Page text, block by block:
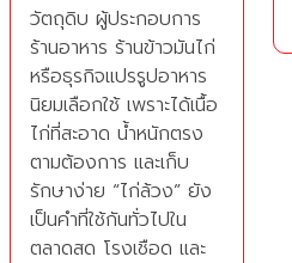
วัตถุดิบ ผู้ประกอบการ
ร้านอาหาร ร้านข้าวมันไก่
หรือธุรกิจแปรรูปอาหาร
นิยมเลือกใช้ เพราะได้เนื้อ
ไก่ที่สะอาด น้ำหนักตรง
ตามต้องการ และเก็บ
รักษาง่าย “ไก่ล้วง” ยัง
เป็นคำที่ใช้กันทั่วไปใน
ตลาดสด โรงเชือด และ